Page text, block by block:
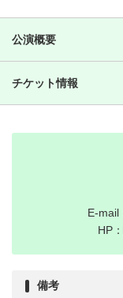
公演概要
チケット情報
E-mail
HP：
備考